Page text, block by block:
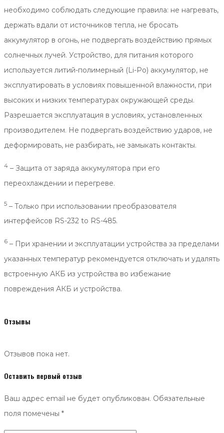
необходимо соблюдать следующие правила: не нагревать,
держать вдали от источников тепла, не бросать
аккумулятор в огонь, не подвергать воздействию прямых
солнечных лучей. Устройство, для питания которого
используется литий-полимерный (Li-Po) аккумулятор, не
эксплуатировать в условиях повышенной влажности, при
высоких и низких температурах окружающей среды.
Разрешается эксплуатация в условиях, установленных
производителем. Не подвергать воздействию ударов, не
деформировать, не разбирать, не замыкать контакты.
4 – Защита от заряда аккумулятора при его
переохлаждении и перегреве.
5 – Только при использовании преобразователя
интерфейсов RS-232 to RS-485.
6 – При хранении и эксплуатации устройства за пределами
указанных температур рекомендуется отключать и удалять
встроенную АКБ из устройства во избежание
повреждения АКБ и устройства.
Отзывы
Отзывов пока нет.
Оставить первый отзыв
Ваш адрес email не будет опубликован. Обязательные
поля помечены *